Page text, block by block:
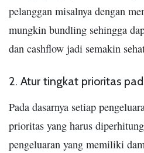
pelanggan misalnya dengan
mungkin bundling sehingga
dan cashflow jadi semakin
2. Atur tingkat prioritas
Pada dasarnya setiap
prioritas yang harus
pengeluaran yang memiliki